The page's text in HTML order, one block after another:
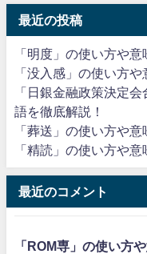
最近の投稿
「明度」の使い方や
「没入感」の使い方
「日銀金融政策決定
語を徹底解説！
「葬送」の使い方や
「精読」の使い方や
最近のコメント
「ROM専」の使い方